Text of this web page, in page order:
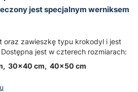
jest specjalnym werniksem
oraz zawieszkę typu krokodyl i jest
jest w czterech rozmiarach:
30x40 cm, 40x50 cm